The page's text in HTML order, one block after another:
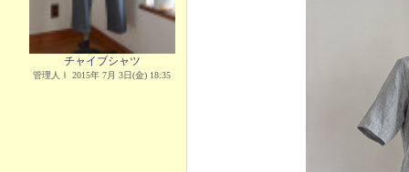
チャイブシャツ
管理人Ｉ 2015年 7月 3日(金) 18:35